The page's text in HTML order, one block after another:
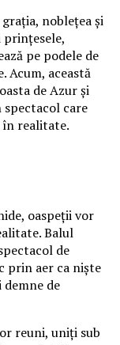
noblețea și
pe podele de
Acum, această
de Azur și
spectacol care
în realitate.
oaspeții vor
Balul
de
prin aer ca niște
de
reuni, uniți sub